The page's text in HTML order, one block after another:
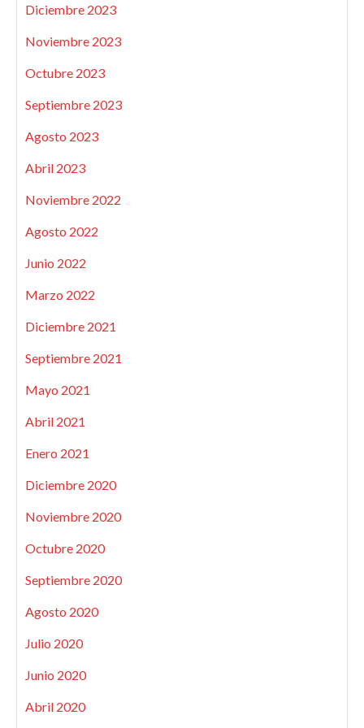
Diciembre 2023
Noviembre 2023
Octubre 2023
Septiembre 2023
Agosto 2023
Abril 2023
Noviembre 2022
Agosto 2022
Junio 2022
Marzo 2022
Diciembre 2021
Septiembre 2021
Mayo 2021
Abril 2021
Enero 2021
Diciembre 2020
Noviembre 2020
Octubre 2020
Septiembre 2020
Agosto 2020
Julio 2020
Junio 2020
Abril 2020